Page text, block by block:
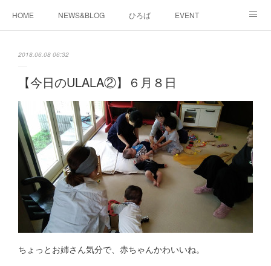
HOME NEWS&BLOG ひろば EVENT
2018.06.08 06:32
【今日のULALA②】６月８日
ちょっとお姉さん気分で、赤ちゃんかわいいね。